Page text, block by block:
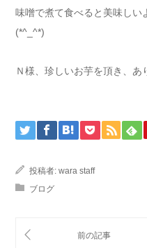
味噌で煮て食べると美味しい
(*^_^*)
Ｎ様、珍しいお芋を頂き、あ
投稿者: wara staff
ブログ